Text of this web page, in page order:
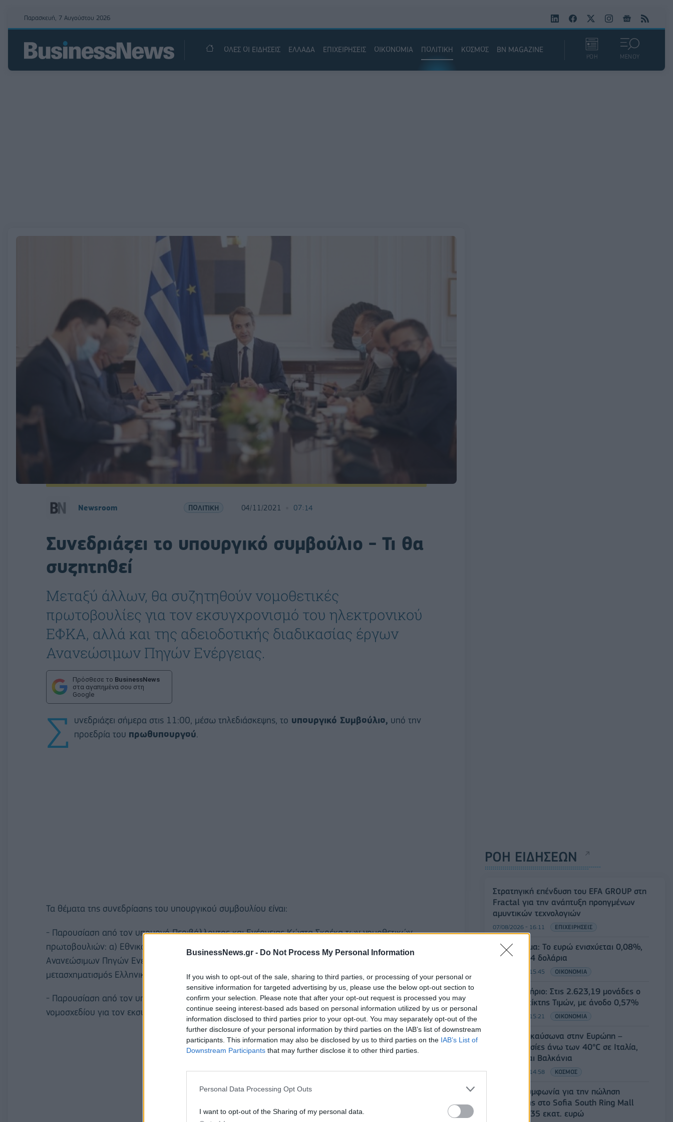
BusinessNews.gr - Do Not Process My Personal Information
If you wish to opt-out of the sale, sharing to third parties, or processing of your personal or
sensitive information for targeted advertising by us, please use the below opt-out section to
confirm your selection. Please note that after your opt-out request is processed you may
continue seeing interest-based ads based on personal information utilized by us or personal
information disclosed to third parties prior to your opt-out. You may separately opt-out of the
further disclosure of your personal information by third parties on the IAB’s list of downstream
participants. This information may also be disclosed by us to third parties on the IAB’s List of
Downstream Participants that may further disclose it to other third parties.
Personal Data Processing Opt Outs
I want to opt-out of the Sharing of my personal data.
Παρασκευή, 7 Αυγούστου 2026
ΟΛΕΣ ΟΙ ΕΙΔΗΣΕΙΣ ΕΛΛΑΔΑ ΕΠΙΧΕΙΡΗΣΕΙΣ ΟΙΚΟΝΟΜΙΑ ΠΟΛΙΤΙΚΗ ΚΟΣΜΟΣ BN MAGAZINE
ΡΟΗ ΜΕΝΟΥ
Newsroom ΠΟΛΙΤΙΚΗ 04/11/2021 07:14
Συνεδριάζει το υπουργικό συμβούλιο - Τι θα
συζητηθεί
Μεταξύ άλλων, θα συζητηθούν νομοθετικές
πρωτοβουλίες για τον εκσυγχρονισμό του ηλεκτρονικού
ΕΦΚΑ, αλλά και της αδειοδοτικής διαδικασίας έργων
Ανανεώσιμων Πηγών Ενέργειας.
Πρόσθεσε το BusinessNews
στα αγαπημένα σου στη
Google
Σ υνεδριάζει σήμερα στις 11:00, μέσω τηλεδιάσκεψης, το υπουργικό Συμβούλιο, υπό την
προεδρία του πρωθυπουργού.
Τα θέματα της συνεδρίασης του υπουργικού συμβουλίου είναι:
- Παρουσίαση από τον υπουργό Περιβάλλοντος και Ενέργειας Κώστα Σκρέκα των νομοθετικών
πρωτοβουλιών: α) Εθνικός κλιματικός νόμος, β) Εκσυγχρονισμός αδειοδοτικής διαδικασίας έργων
Ανανεώσιμων Πηγών Ενέργειας, αποθήκευση ηλεκτρικής ενέργειας, υπεράκτια αιολικά πάρκα,
μετασχηματισμός Ελληνικής Διαχειριστικής Αρχής Υδρογονανθράκων.
- Παρουσίαση από τον υπουργό Εργασίας και Κοινωνικών Υποθέσεων Κωστή Χατζηδάκη του
νομοσχεδίου για τον εκσυγχρονισμό του Ηλεκτρονικού Εθνικού Φορέα Κοινωνικής Ασφάλισης.
ΡΟΗ ΕΙΔΗΣΕΩΝ
Στρατηγική επένδυση του EFA GROUP στη
Fractal για την ανάπτυξη προηγμένων
αμυντικών τεχνολογιών
07/08/2026 - 16:11 ΕΠΙΧΕΙΡΗΣΕΙΣ
Συνάλλαγμα: Το ευρώ ενισχύεται 0,08%,
στα 1,1534 δολάρια
07/08/2026 - 15:45 ΟΙΚΟΝΟΜΙΑ
Χρηματιστήριο: Στις 2.623,19 μονάδες ο
Γενικός Δείκτης Τιμών, με άνοδο 0,57%
07/08/2026 - 15:21 ΟΙΚΟΝΟΜΙΑ
Νέο κύμα καύσωνα στην Ευρώπη –
Θερμοκρασίες άνω των 40°C σε Ιταλία,
Ισπανία και Βαλκάνια
07/08/2026 - 14:58 ΚΟΣΜΟΣ
Fourlis: Συμφωνία για την πώληση
συμμετοχής στο Sofia South Ring Mall
έναντι 49,35 εκατ. ευρώ